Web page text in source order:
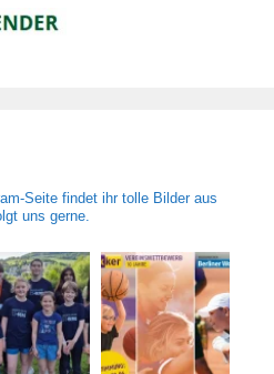
Seite findet ihr tolle Bilder aus
uns gerne.